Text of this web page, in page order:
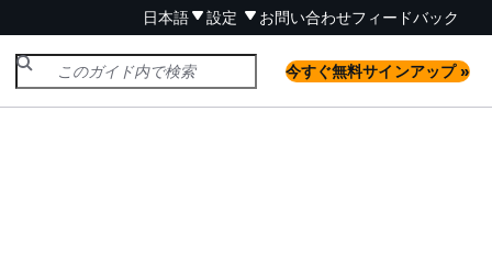
日本語 設定 お問い合わせフィードバック
今すぐ無料サインアップ »